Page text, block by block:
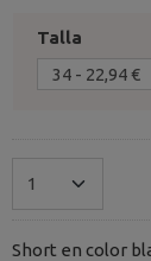
Talla
Short en color